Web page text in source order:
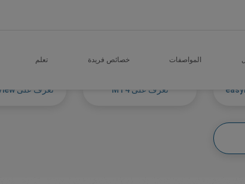
المواصفات خصائص فريدة تعلم
تعرف على MT4 تعرف على TradingView